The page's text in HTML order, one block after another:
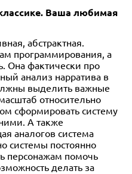
Ваша любимая
абстрактная.
программирования, а
Она фактически про
анализ нарратива в
выделить важные
относительно
сформировать систему
А также
аналогов система
системы постоянно
персонажам помочь
делать за